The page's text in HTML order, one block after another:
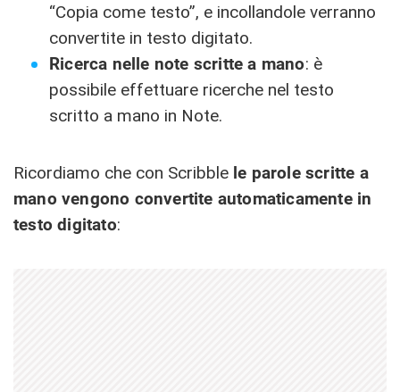
“Copia come testo”, e incollandole verranno
convertite in testo digitato.
Ricerca nelle note scritte a mano: è
possibile effettuare ricerche nel testo
scritto a mano in Note.
Ricordiamo che con Scribble le parole scritte a
mano vengono convertite automaticamente in
testo digitato: